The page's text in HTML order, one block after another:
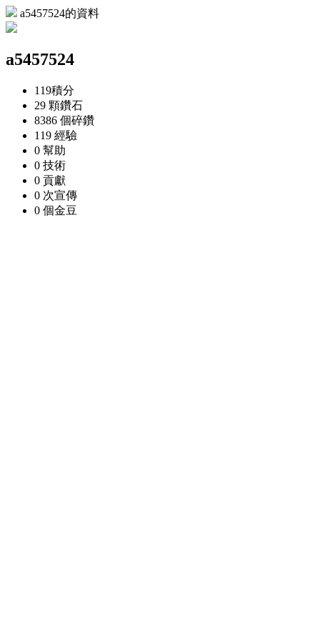
a5457524的資料
a5457524
119積分
29 顆鑽石
8386 個碎鑽
119 經驗
0 幫助
0 技術
0 貢獻
0 次宣傳
0 個金豆